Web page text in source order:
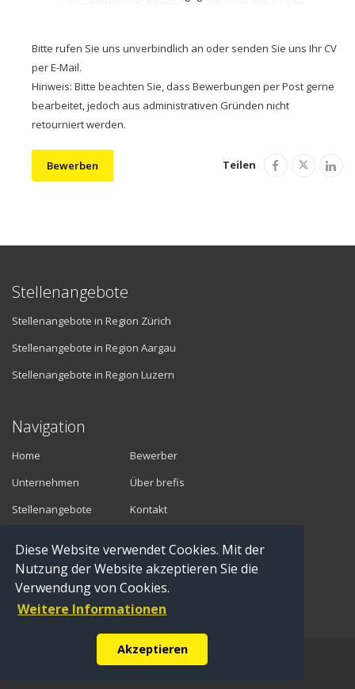
Diese Website verwendet Cookies. Mit der
Nutzung der Website akzeptieren Sie die
Verwendung von Cookies.
Weitere Informationen
Akzeptieren
Bitte rufen Sie uns unverbindlich an oder senden Sie uns Ihr CV
per E-Mail.
Hinweis: Bitte beachten Sie, dass Bewerbungen per Post gerne
bearbeitet, jedoch aus administrativen Gründen nicht
retourniert werden.
Bewerben Teilen
Stellenangebote
Stellenangebote in Region Zürich
Stellenangebote in Region Aargau
Stellenangebote in Region Luzern
Navigation
Home
Unternehmen
Stellenangebote
Bewerber
Über brefis
Kontakt
Vermittler
Anmelden
Registrieren
© Copyright 2016 brefis personal ag - 6300 Zug |